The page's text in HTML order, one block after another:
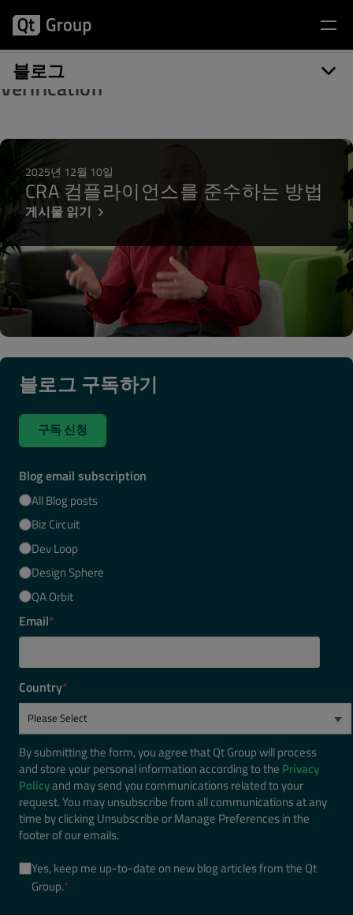
블로그
게시물 카테고리: Axivion Architecture
Verification
2025년 12월 10일
CRA 컴플라이언스를 준수하는 방법
게시물 읽기
블로그 구독하기
구독 신청
Blog email subscription
All Blog posts
Biz Circuit
Dev Loop
Design Sphere
QA Orbit
Email*
Country*
By submitting the form, you agree that Qt Group will process
and store your personal information according to the Privacy
Policyand may send you communications related to your
request. You may unsubscribe from all communications at any
time by clicking Unsubscribe or Manage Preferences in the
footer of our emails.
Yes, keep me up-to-date on new blog articles from the Qt
Group.*